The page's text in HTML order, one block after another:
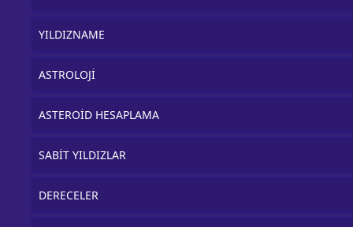
YILDIZNAME
ASTROLOJİ
ASTEROİD HESAPLAMA
SABİT YILDIZLAR
DERECELER